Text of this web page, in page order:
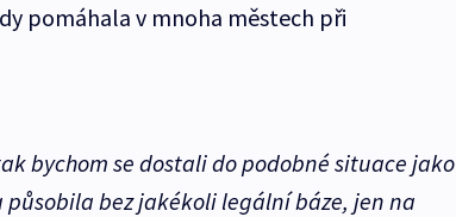
pomáhala v mnoha městech při
bychom se dostali do podobné situace jako
bez jakékoli legální báze, jen na